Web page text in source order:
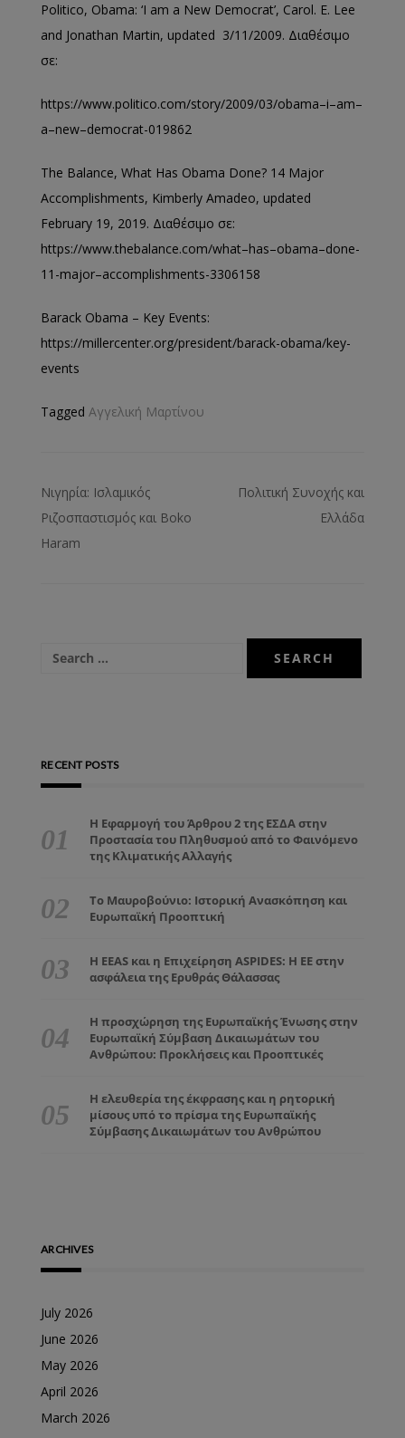
Politico, Obama: ‘I am a New Democrat’, Carol. E. Lee
and Jonathan Martin, updated 3/11/2009. Διαθέσιμο
σε:
https://www.politico.com/story/2009/03/obama–i–am–
a–new–democrat-019862
The Balance, What Has Obama Done? 14 Major
Accomplishments, Kimberly Amadeo, updated
February 19, 2019. Διαθέσιμο σε:
https://www.thebalance.com/what–has–obama–done-
11-major–accomplishments-3306158
Barack Obama – Key Events:
https://millercenter.org/president/barack-obama/key-
events
Tagged Αγγελική Μαρτίνου
Νιγηρία: Ισλαμικός
Ριζοσπαστισμός και Boko
Haram
Πολιτική Συνοχής και
Ελλάδα
RECENT POSTS
Η Εφαρμογή του Άρθρου 2 της ΕΣΔΑ στην
Προστασία του Πληθυσμού από το Φαινόμενο
της Κλιματικής Αλλαγής
Το Μαυροβούνιο: Ιστορική Ανασκόπηση και
Ευρωπαϊκή Προοπτική
Η EEAS και η Επιχείρηση ASPIDES: Η ΕΕ στην
ασφάλεια της Ερυθράς Θάλασσας
Η προσχώρηση της Ευρωπαϊκής Ένωσης στην
Ευρωπαϊκή Σύμβαση Δικαιωμάτων του
Ανθρώπου: Προκλήσεις και Προοπτικές
Η ελευθερία της έκφρασης και η ρητορική
μίσους υπό το πρίσμα της Ευρωπαϊκής
Σύμβασης Δικαιωμάτων του Ανθρώπου
ARCHIVES
July 2026
June 2026
May 2026
April 2026
March 2026